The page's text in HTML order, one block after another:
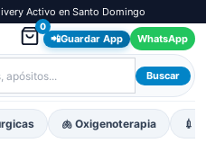
Activo en Santo Domingo
0
📲Guardar App WhatsApp
Buscar
🫁 Oxigenoterapia 💉